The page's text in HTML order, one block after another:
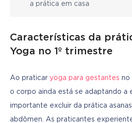
a prática em casa
Características da
Yoga no 1º trimestre
Ao praticar yoga para gestantes no
o corpo ainda está se adaptando a
importante excluir da prática
abdômen. As praticantes